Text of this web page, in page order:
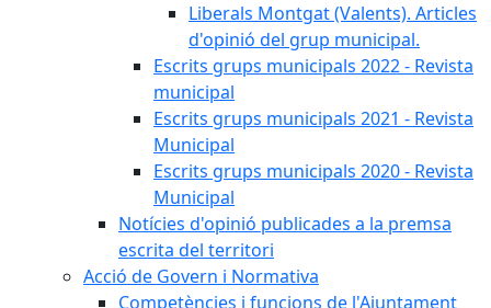
Liberals Montgat (Valents). Articles
d'opinió del grup municipal.
Escrits grups municipals 2022 - Revista
municipal
Escrits grups municipals 2021 - Revista
Municipal
Escrits grups municipals 2020 - Revista
Municipal
Notícies d'opinió publicades a la premsa
escrita del territori
Acció de Govern i Normativa
Competències i funcions de l'Ajuntament